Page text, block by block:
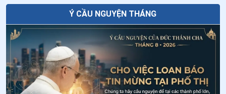
Ý CẦU NGUYỆN THÁNG
Tiếng gọi Tây Nguyên
Tuần cửu nhật nhật kính Cha Thánh Đa
Minh - Ngày thứ tám: Thánh Đa Minh
được chúa gọi về